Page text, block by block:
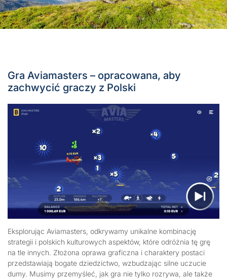
Gra Aviamasters – opracowana, aby
zachwycić graczy z Polski
Eksplorując Aviamasters, odkrywamy unikalne kombinację
strategii i polskich kulturowych aspektów, które odróżnia tę grę
na tle innych. Złożona oprawa graficzna i charaktery postaci
przedstawiają bogate dziedzictwo, wzbudzając silne uczucie
dumy. Musimy przemyśleć, jak gra nie tylko rozrywa, ale także